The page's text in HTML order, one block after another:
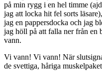
på min rygg i en hel timme
jag att locka hit fel sorts
jag en pappersdocka och jag
jag höll på att falla ner från
vann.
Vi vann! Vi vann! När
de svettiga, håriga